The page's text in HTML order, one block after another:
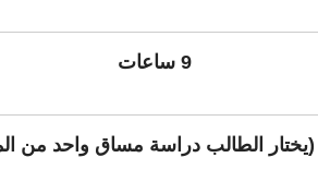
9 ساعات
(يختار الطالب دراسة مساق واحد من